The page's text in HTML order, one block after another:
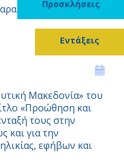
- Η περιφέρειά
Μακεδονία» του
«Προώθηση και
τους στην
και για την
εφήβων και
Προσκλήσεις
Εντάξεις